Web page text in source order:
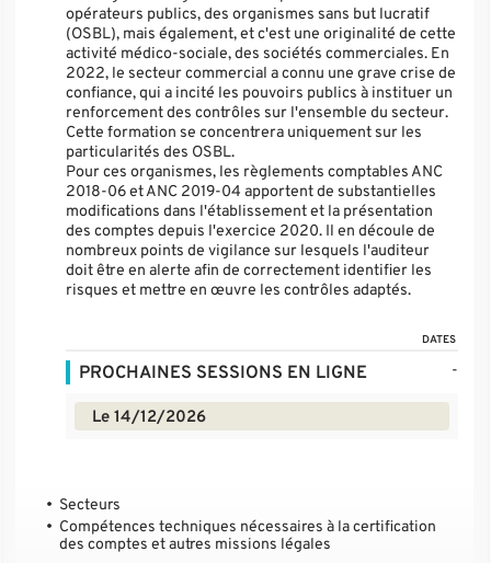
opérateurs publics, des organismes sans but lucratif
(OSBL), mais également, et c'est une originalité de cette
activité médico-sociale, des sociétés commerciales. En
2022, le secteur commercial a connu une grave crise de
confiance, qui a incité les pouvoirs publics à instituer un
renforcement des contrôles sur l'ensemble du secteur.
Cette formation se concentrera uniquement sur les
particularités des OSBL.
Pour ces organismes, les règlements comptables ANC
2018-06 et ANC 2019-04 apportent de substantielles
modifications dans l'établissement et la présentation
des comptes depuis l'exercice 2020. Il en découle de
nombreux points de vigilance sur lesquels l'auditeur
doit être en alerte afin de correctement identifier les
risques et mettre en œuvre les contrôles adaptés.
DATES
PROCHAINES SESSIONS EN LIGNE -
Le 14/12/2026
Secteurs
Compétences techniques nécessaires à la certification
des comptes et autres missions légales